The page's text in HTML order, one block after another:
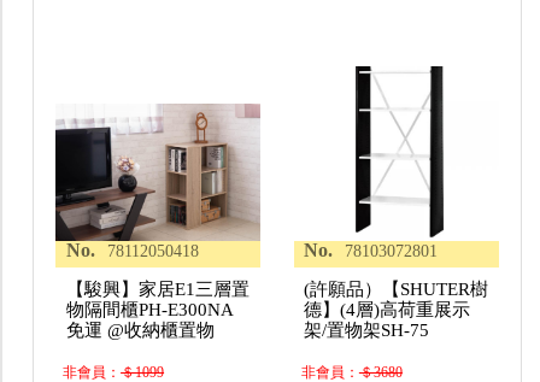
No. 78112050418
【駿興】家居E1三層置
物隔間櫃PH-E300NA
免運 @收納櫃置物
非會員：＄1099
No. 78103072801
(許願品）【SHUTER樹
德】(4層)高荷重展示
架/置物架SH-75
非會員：＄3680